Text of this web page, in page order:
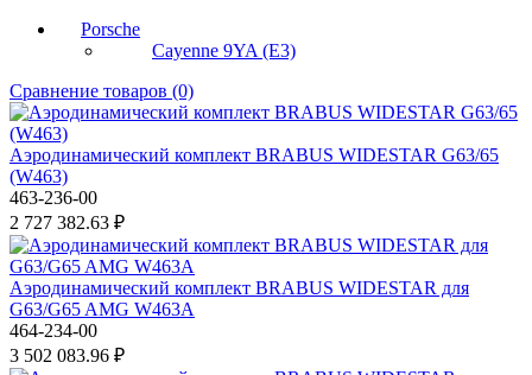
Porsche
Cayenne 9YA (E3)
Сравнение товаров (0)
Аэродинамический комплект BRABUS WIDESTAR G63/65
(W463)
463-236-00
2 727 382.63 ₽
Аэродинамический комплект BRABUS WIDESTAR для
G63/G65 AMG W463A
464-234-00
3 502 083.96 ₽